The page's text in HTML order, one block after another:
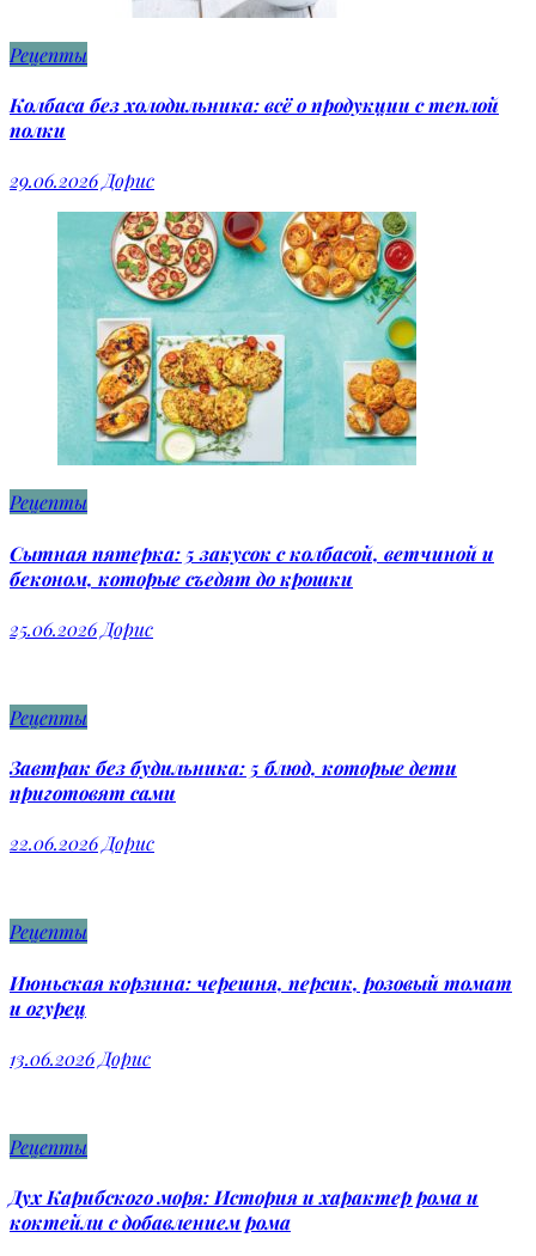
Рецепты
Колбаса без холодильника: всё о продукции с теплой
полки
29.06.2026Дорис
Рецепты
Сытная пятерка: 5 закусок с колбасой, ветчиной и
беконом, которые съедят до крошки
25.06.2026 Дорис
Рецепты
Завтрак без будильника: 5 блюд, которые дети
приготовят сами
22.06.2026Дорис
Рецепты
Июньская корзина: черешня, персик, розовый томат
и огурец
13.06.2026 Дорис
Рецепты
Дух Карибского моря: История и характер рома и
коктейли с добавлением рома